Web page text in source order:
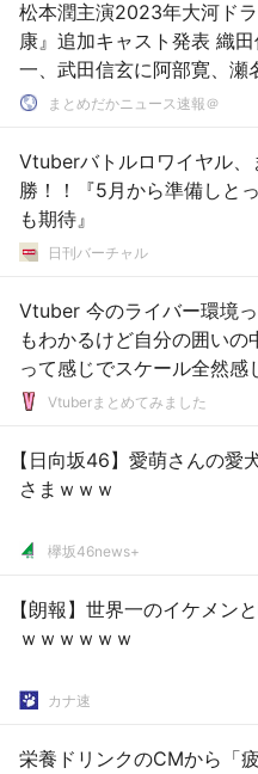
松本潤主演2023年大河ド
康』追加キャスト発表 織田信長は岡田准
一、武田信玄に阿部寛、瀬
❓❓
まとめだかニュース速報＠
Vtuberバトルロワイヤル、
勝！！『5月から準備しと
も期待』
日刊バーチャル
Vtuber 今のライバー環境
もわかるけど自分の囲いの
って感じでスケール全然感
ｗｗｗｗ
Vtuberまとめてみました
【日向坂46】愛萌さんの愛
さまｗｗｗ
欅坂46news+
【朗報】世界一のイケメン
ｗｗｗｗｗｗ
カナ速
栄養ドリンクのCMから「